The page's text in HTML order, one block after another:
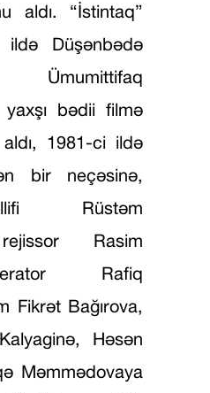
aldı. “İstintaq”
ildə Düşənbədə
yaxşı bədii filmə
1981-ci ildə
bir neçəsinə,
Rüstəm
Rasim
Rafiq
Fikrət Bağırova,
Həsən
Məmmədovaya